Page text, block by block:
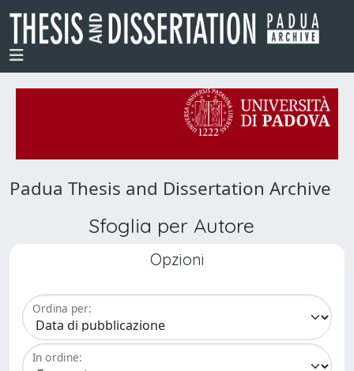
Padua Thesis and Dissertation Archive
Sfoglia per Autore
Opzioni
Ordina per:
In ordine: